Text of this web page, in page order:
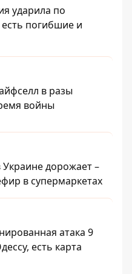
ударила по
погибшие и
в разы
войны
дорожает –
в супермаркетах
атака 9
есть карта